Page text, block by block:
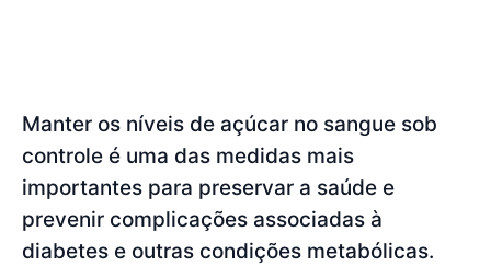
Manter os níveis de açúcar no sangue sob
controle é uma das medidas mais
importantes para preservar a saúde e
prevenir complicações associadas à
diabetes e outras condições metabólicas.